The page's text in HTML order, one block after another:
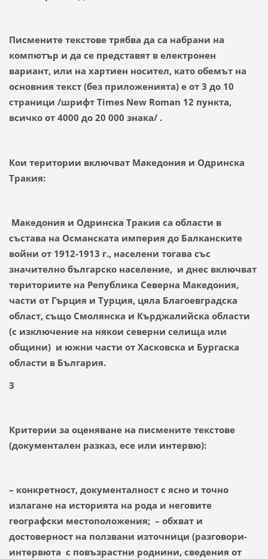
Писмените текстове трябва да са набрани на
компютър и да се представят в електронен
вариант, или на хартиен носител, като обемът на
основния текст (без приложенията) е от 3 до 10
страници /шрифт Times New Roman 12 пункта,
всичко от 4000 до 20 000 знака/ .
Кои територии включват Македония и Одринска
Тракия:
Македония и Одринска Тракия са области в
състава на Османската империя до Балканските
войни от 1912-1913 г., населени тогава със
значително българско население, и днес включват
териториите на Република Северна Македония,
части от Гърция и Турция, цяла Благоевградска
област, също Смолянска и Кърджалийска области
(с изключение на някои северни селища или
общини) и южни части от Хасковска и Бургаска
области в България.
3
Критерии за оценяване на писмените текстове
(документален разказ, есе или интервю):
– конкретност, документалност с ясно и точно
излагане на историята на рода и неговите
географски местоположения; – обхват и
достоверност на ползвани източници (разговори-
интервюта с повъзрастни роднини, сведения от